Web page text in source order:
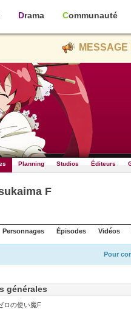
Drama Communauté
Planning Studios Éditeurs
F
Personnages Épisodes Vidéos
Pour
générales
ロの使い魔F